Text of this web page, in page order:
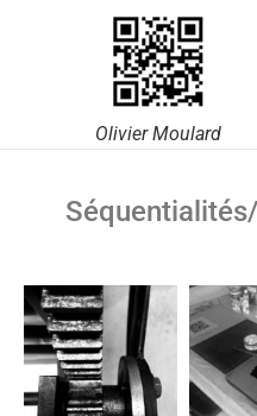
Olivier Moulard